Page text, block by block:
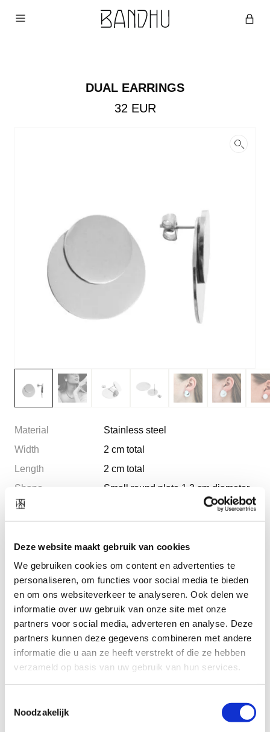
Deze website maakt gebruik van cookies
We gebruiken cookies om content en advertenties te
personaliseren, om functies voor social media te bieden
en om ons websiteverkeer te analyseren. Ook delen we
informatie over uw gebruik van onze site met onze
partners voor social media, adverteren en analyse. Deze
partners kunnen deze gegevens combineren met andere
informatie die u aan ze heeft verstrekt of die ze hebben
verzameld op basis van uw gebruik van hun services.
Noodzakelijk
DUAL EARRINGS
32 EUR
Material
Stainless steel
Width
2 cm total
Length
2 cm total
Shape
Small round plate 1,3 cm diameter
Big round plate 2,0 cm diameter
Fit
fits all ears with one hole.
different ways
In stock